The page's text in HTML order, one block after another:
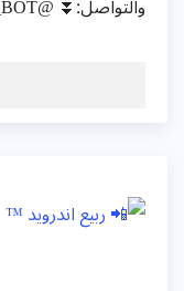
والتواصل:⏬ @AL_KHATIB_BOT🔵 أو هنا :⏬...